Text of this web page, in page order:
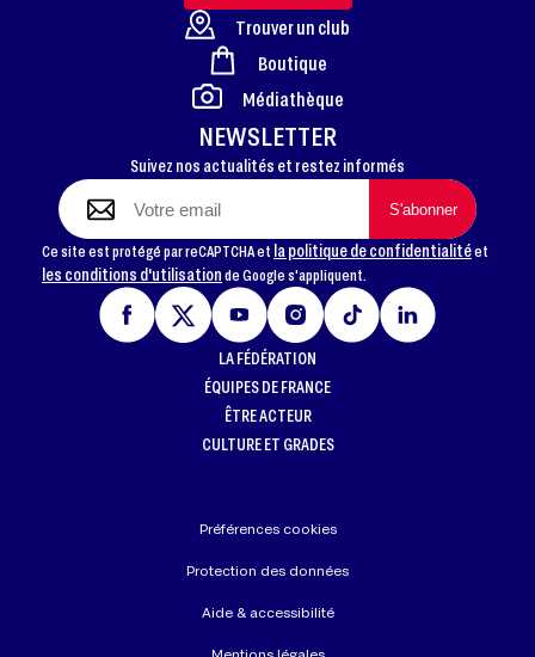
FOOTER
NEWSLETTER
Suivez nos actualités et restez informés
Ce site est protégé par reCAPTCHA et la politique de confidentialitéet
les conditions d'utilisationde Google s'appliquent.
Trouver un club
Boutique
Médiathèque
LA FÉDÉRATION
ÉQUIPES DE FRANCE
ÊTRE ACTEUR
CULTURE ET GRADES
Préférences cookies
Protection des données
Aide & accessibilité